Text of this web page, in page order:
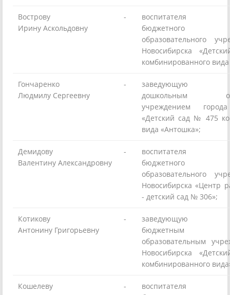
Вострову
Ирину Аскольдовну
-
воспитателя
бюджетного
образовательного
Новосибирска
комбинированного
Гончаренко
Людмилу Сергеевну
-
заведующую
дошкольным
учреждением
«Детский сад № 475
вида «Антошка»;
Демидову
Валентину Александровну
-
воспитателя
бюджетного
образовательного
Новосибирска «Центр
- детский сад № 306»;
Котикову
Антонину Григорьевну
-
заведующую
бюджетным
образовательным
Новосибирска
комбинированного
Кошелеву
-
воспитателя